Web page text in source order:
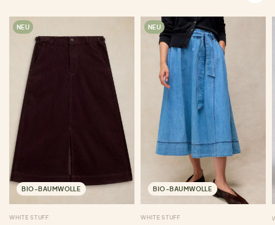
NEU
BIO-BAUMWOLLE
WHITE STUFF
NEU
BIO-BAUMWOLLE
WHITE STUFF